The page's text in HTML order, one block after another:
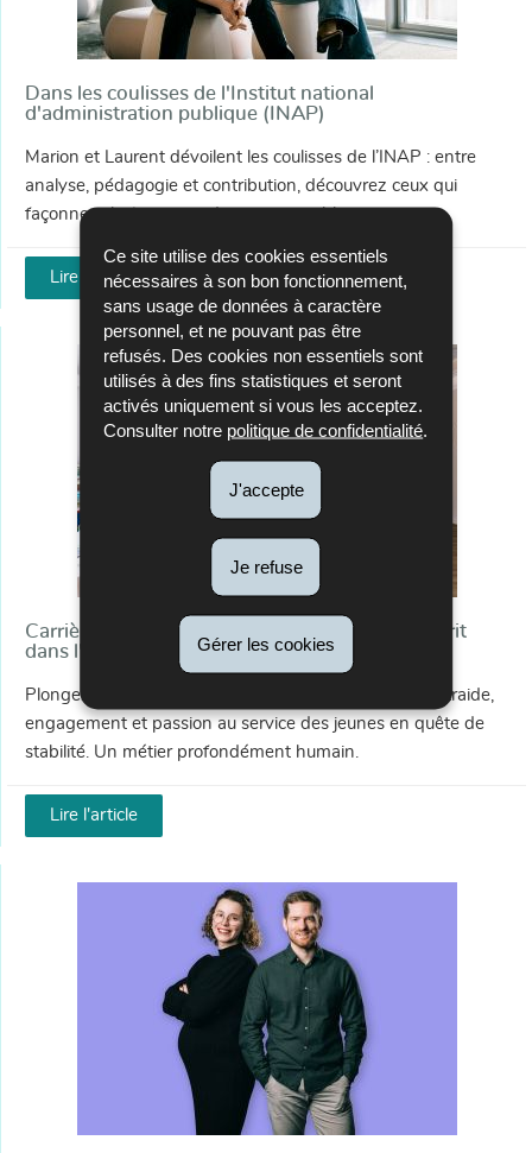
Ce site utilise des cookies essentiels
nécessaires à son bon fonctionnement,
sans usage de données à caractère
personnel, et ne pouvant pas être
refusés. Des cookies non essentiels sont
utilisés à des fins statistiques et seront
activés uniquement si vous les acceptez.
Consulter notre politique de confidentialité
J'accepte
Je refuse
Gérer les cookies
Dans les coulisses de l'Institut national
d'administration publique (INAP)
Marion et Laurent dévoilent les coulisses de l’INAP : entre
analyse, pédagogie et contribution, découvrez ceux qui
façonnent la formation des agents publics.
Lire l'article
Carrière chez AITIA : l'importance du Team Spirit
dans l'aide à l'enfance
Plongez dans le quotidien des équipes de l’AITIA : entraide,
engagement et passion au service des jeunes en quête de
stabilité. Un métier profondément humain.
Lire l'article